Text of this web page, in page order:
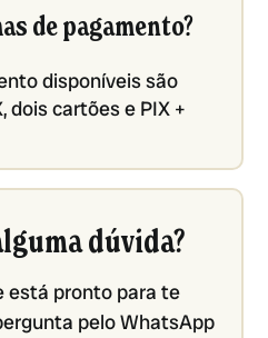
de pagamento?
disponíveis são
dois cartões e PIX +
dúvida?
está pronto para te
pelo WhatsApp